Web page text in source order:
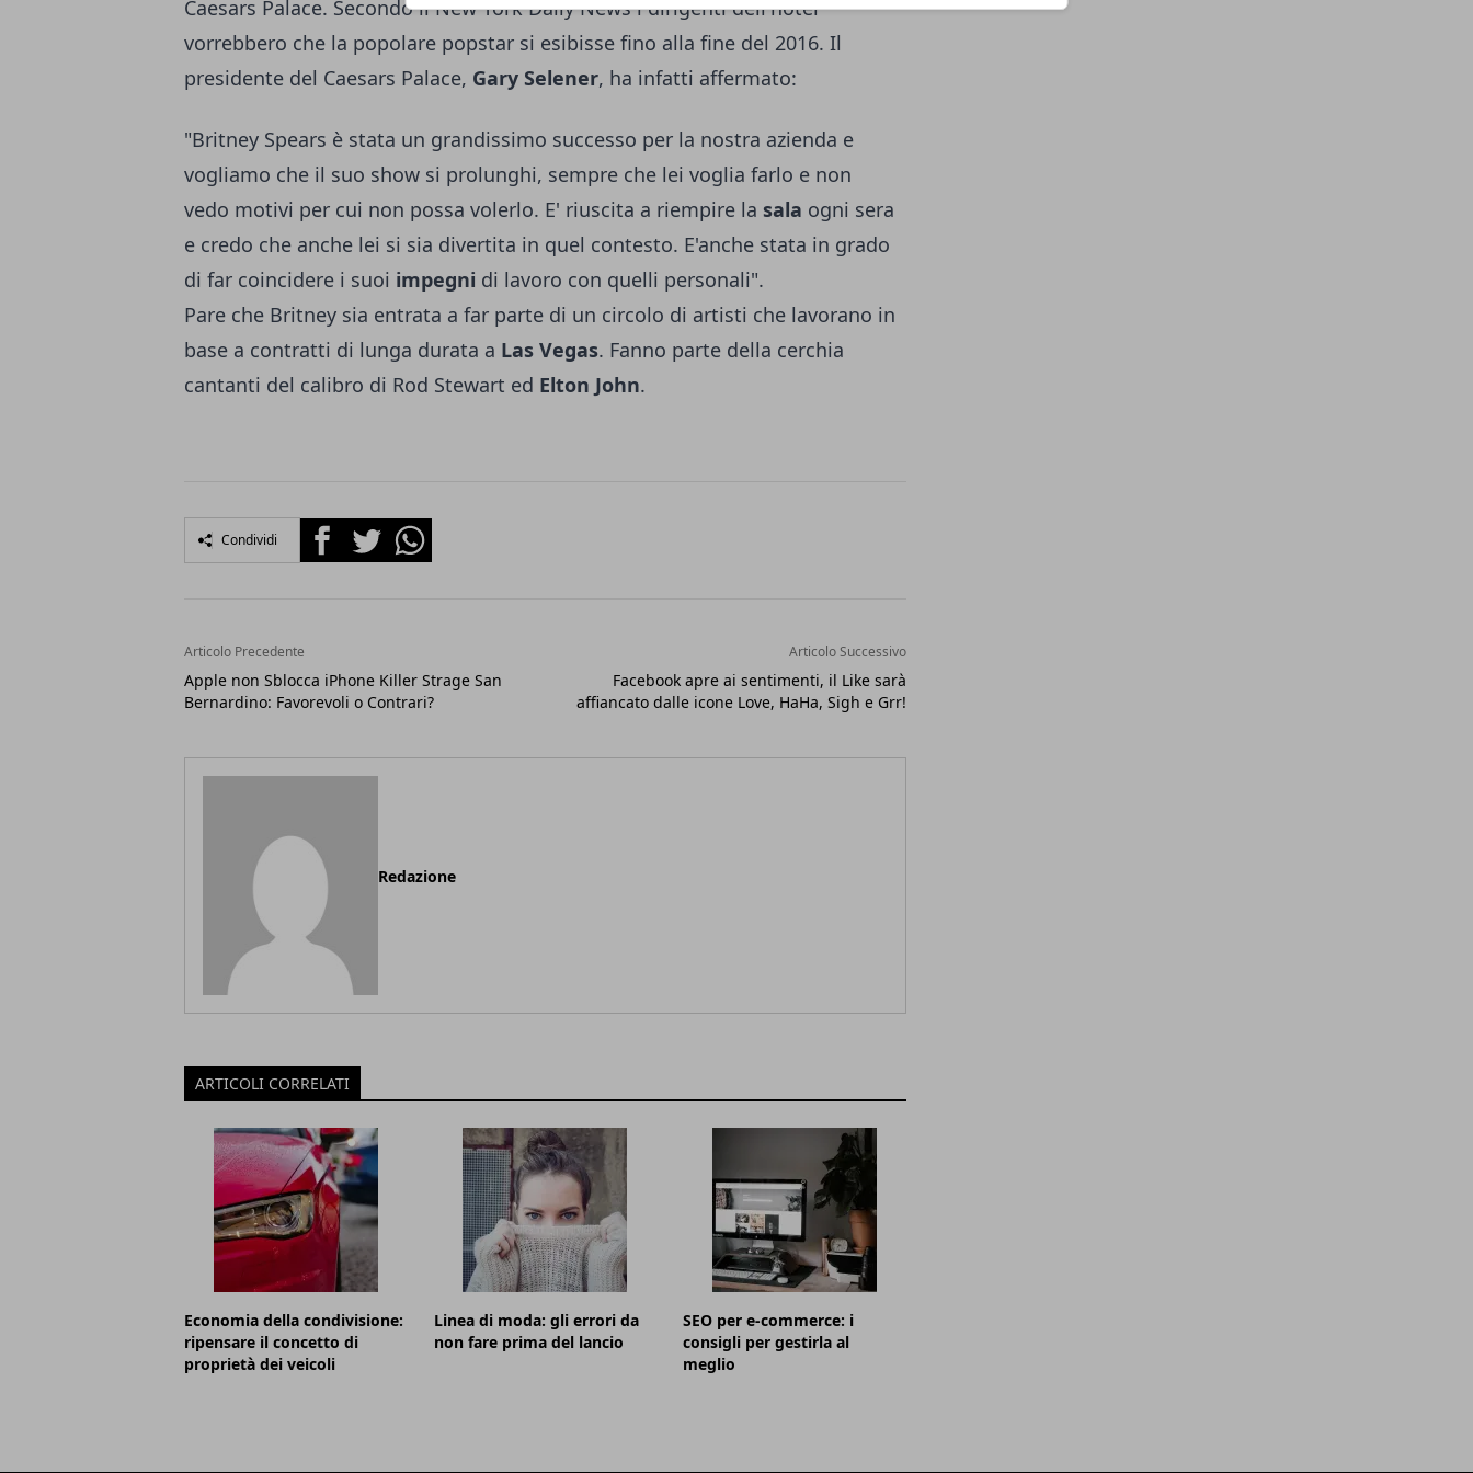
Caesars Palace. Secondo il New York Daily News i dirigenti dell'hotel
vorrebbero che la popolare popstar si esibisse fino alla fine del 2016. Il
presidente del Caesars Palace, Gary Selener, ha infatti affermato:
"Britney Spears è stata un grandissimo successo per la nostra azienda e
vogliamo che il suo show si prolunghi, sempre che lei voglia farlo e non
vedo motivi per cui non possa volerlo. E' riuscita a riempire la sala ogni sera
e credo che anche lei si sia divertita in quel contesto. E'anche stata in grado
di far coincidere i suoi impegni di lavoro con quelli personali".
Pare che Britney sia entrata a far parte di un circolo di artisti che lavorano in
base a contratti di lunga durata a Las Vegas. Fanno parte della cerchia
cantanti del calibro di Rod Stewart ed Elton John.
Condividi FacebookTwitterWhatsapp
Articolo Precedente
Apple non Sblocca iPhone Killer Strage San
Bernardino: Favorevoli o Contrari?
Articolo Successivo
Facebook apre ai sentimenti, il Like sarà
affiancato dalle icone Love, HaHa, Sigh e Grr!
Redazione
ARTICOLI CORRELATI
Economia della condivisione:
ripensare il concetto di
proprietà dei veicoli
Linea di moda: gli errori da
non fare prima del lancio
SEO per e-commerce: i
consigli per gestirla al
meglio